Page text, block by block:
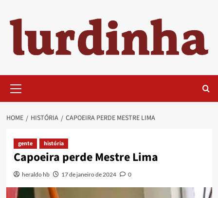
content
Menu
HOME HISTÓRIA CAPOEIRA PERDE MESTRE LIMA
gente história
Capoeira perde Mestre Lima
heraldo hb 17 de janeiro de 2024 0